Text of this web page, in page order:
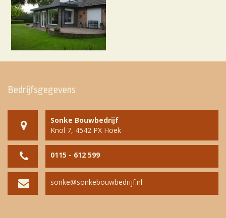
Bedrijfsgegevens
Sonke Bouwbedrijf
Knol 7, 4542 PX Hoek
0115 - 612 599
sonke@sonkebouwbedrijf.nl